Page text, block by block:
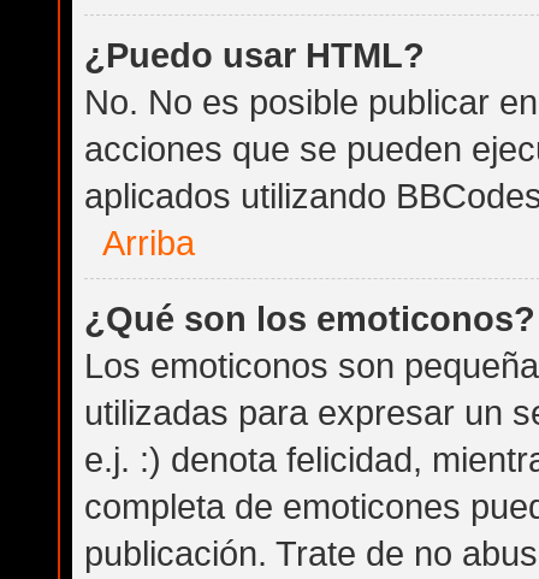
¿Puedo usar HTML?
No. No es posible publicar
acciones que se pueden
aplicados utilizando
Arriba
¿Qué son los emoticonos?
Los emoticonos son
utilizadas para expresar un
e.j. :) denota felicidad,
completa de emoticones
publicación. Trate de no